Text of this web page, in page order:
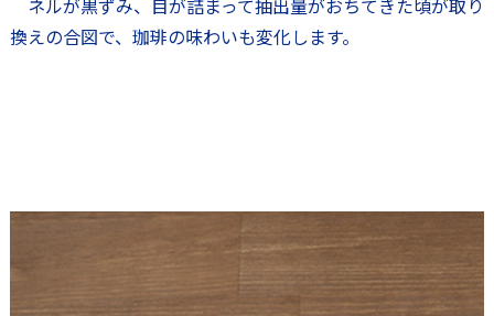
ネルが黒ずみ、目が詰まって抽出量がおちてきた頃が取り
換えの合図で、珈琲の味わいも変化します。